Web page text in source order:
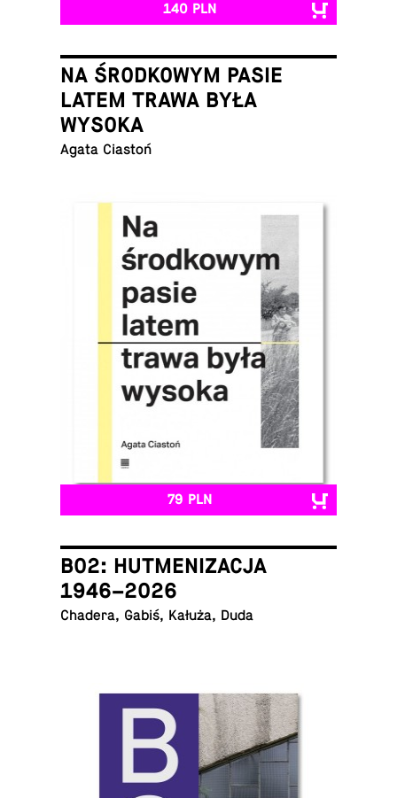
140 PLN
NA ŚRODKOWYM PASIE
LATEM TRAWA BYŁA
WYSOKA
Agata Ciastoń
79 PLN
B02: HUTMENIZACJA
1946–2026
Chadera, Gabiś, Kałuża, Duda